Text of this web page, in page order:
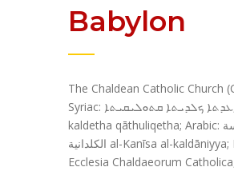
Babylon
The Chaldean Catholic Church
Syriac: ܥܕܬܐ ܟܠܕܝܬܐ ܩܬܘܠܝܩܝܬܐ‎, ʿīdtha
kaldetha qāthuliqetha; Arabic: الكنيسة
الكلدانية al-Kanīsa al-kaldāniyya; Latin:
Ecclesia Chaldaeorum